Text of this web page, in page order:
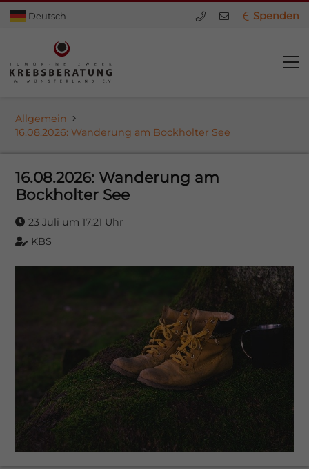
Deutsch Spenden
Allgemein
16.08.2026: Wanderung am Bockholter See
16.08.2026: Wanderung am
Bockholter See
23 Juli um 17:21 Uhr
KBS